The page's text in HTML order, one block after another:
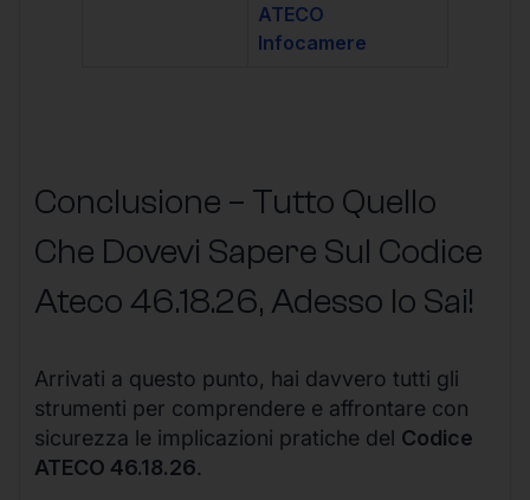
ATECO
Infocamere
Conclusione – Tutto Quello
Che Dovevi Sapere Sul Codice
Ateco 46.18.26, Adesso lo Sai!
Arrivati a questo punto, hai davvero tutti gli
strumenti per comprendere e affrontare con
sicurezza le implicazioni pratiche del Codice
ATECO 46.18.26.